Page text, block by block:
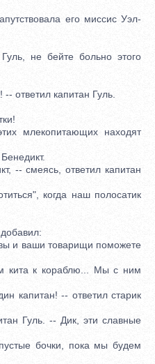
его миссис Уэл-
не бейте больно этого
ответил капитан Гуль.
млекопитающих находят
-- смеясь, ответил капитан
когда наш полосатик
и ваши товарищи поможете
к кораблю... Мы с ним
капитан! -- ответил старик
Гуль. -- Дик, эти славные
бочки, пока мы будем